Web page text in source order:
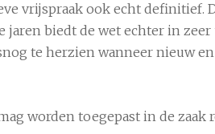
vrijspraak ook echt definitief.
jaren biedt de wet echter in
te herzien wanneer nieuw
worden toegepast in de zaak